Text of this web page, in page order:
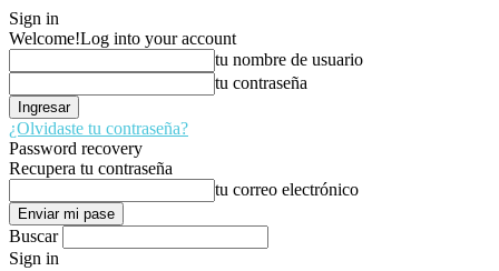
Sign in
Welcome!Log into your account
tu nombre de usuario
tu contraseña
¿Olvidaste tu contraseña?
Password recovery
Recupera tu contraseña
tu correo electrónico
Buscar
Sign in